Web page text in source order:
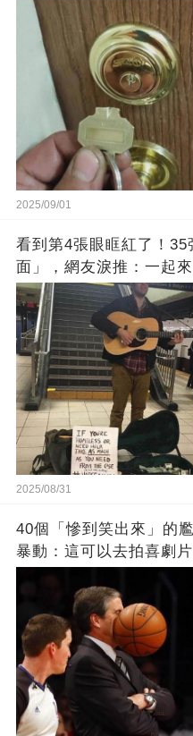
2025/09/01
看到第4張眼眶紅了！
面」，網友淚推：一起來
2025/08/31
40個「慘到笑出來」的
暴動：這可以去拍喜劇片